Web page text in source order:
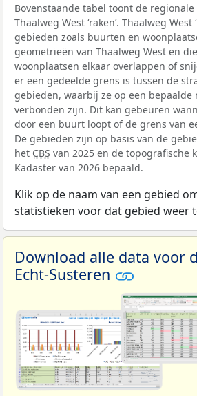
Bovenstaande tabel toont de
Thaalweg West ‘raken’. Thaalweg West
gebieden zoals buurten en
geometrieën van Thaalweg West en
woonplaatsen elkaar overlappen of
er een gedeelde grens is tussen de
gebieden, waarbij ze op een bepaalde
verbonden zijn. Dit kan gebeuren
door een buurt loopt of de grens van
De gebieden zijn op basis van de
het CBS van 2025 en de topografische
Kadaster van 2026 bepaald.
Klik op de naam van een gebied
statistieken voor dat gebied weer
Download alle data voor
Echt-Susteren